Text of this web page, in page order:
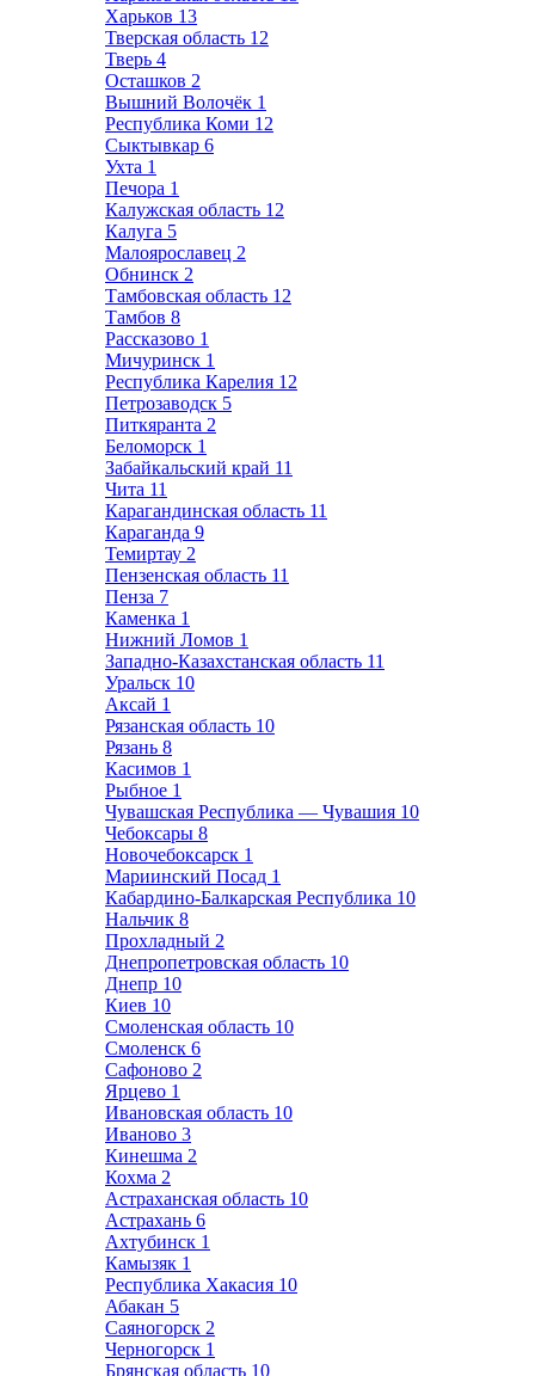
Харьков 13
Тверская область 12
Тверь 4
Осташков 2
Вышний Волочёк 1
Республика Коми 12
Сыктывкар 6
Ухта 1
Печора 1
Калужская область 12
Калуга 5
Малоярославец 2
Обнинск 2
Тамбовская область 12
Тамбов 8
Рассказово 1
Мичуринск 1
Республика Карелия 12
Петрозаводск 5
Питкяранта 2
Беломорск 1
Забайкальский край 11
Чита 11
Карагандинская область 11
Караганда 9
Темиртау 2
Пензенская область 11
Пенза 7
Каменка 1
Нижний Ломов 1
Западно-Казахстанская область 11
Уральск 10
Аксай 1
Рязанская область 10
Рязань 8
Касимов 1
Рыбное 1
Чувашская Республика — Чувашия 10
Чебоксары 8
Новочебоксарск 1
Мариинский Посад 1
Кабардино-Балкарская Республика 10
Нальчик 8
Прохладный 2
Днепропетровская область 10
Днепр 10
Киев 10
Смоленская область 10
Смоленск 6
Сафоново 2
Ярцево 1
Ивановская область 10
Иваново 3
Кинешма 2
Кохма 2
Астраханская область 10
Астрахань 6
Ахтубинск 1
Камызяк 1
Республика Хакасия 10
Абакан 5
Саяногорск 2
Черногорск 1
Брянская область 10